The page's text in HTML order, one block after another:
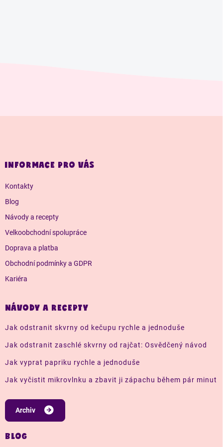
a INFORMACE PRO VÁS
Kontakty
Blog
Návody a recepty
Velkoobchodní spolupráce
Doprava a platba
Obchodní podmínky a GDPR
Kariéra
NÁVODY A RECEPTY
Jak odstranit skvrny od kečupu rychle a jednoduše
Jak odstranit zaschlé skvrny od rajčat: Osvědčený návod
Jak vyprat papriku rychle a jednoduše
Jak vyčistit mikrovlnku a zbavit ji zápachu během pár minut
Archiv
BLOG